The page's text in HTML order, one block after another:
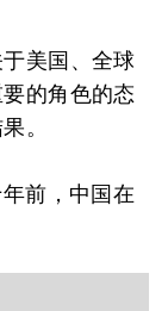
美国、全球
的角色的态
。
前，中国在